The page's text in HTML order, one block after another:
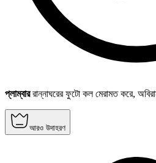
প্লাম্বাররান্নাঘরের ফুটো কল মেরামত করে,
আরও উদাহরণ